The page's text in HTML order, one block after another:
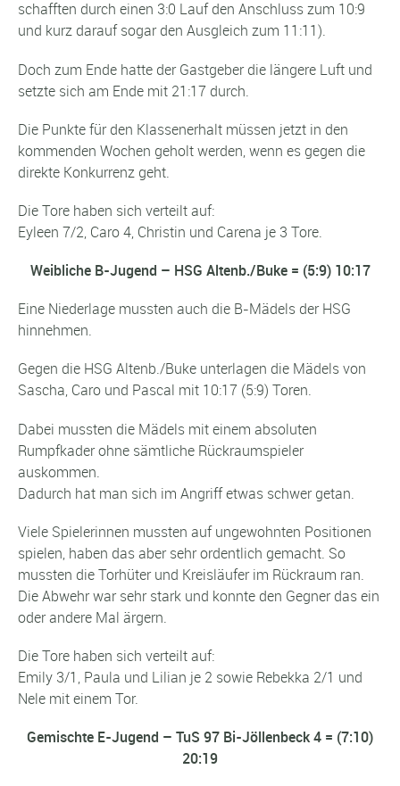
schafften durch einen 3:0 Lauf den Anschluss zum 10:9
und kurz darauf sogar den Ausgleich zum 11:11).
Doch zum Ende hatte der Gastgeber die längere Luft und
setzte sich am Ende mit 21:17 durch.
Die Punkte für den Klassenerhalt müssen jetzt in den
kommenden Wochen geholt werden, wenn es gegen die
direkte Konkurrenz geht.
Die Tore haben sich verteilt auf:
Eyleen 7/2, Caro 4, Christin und Carena je 3 Tore.
Weibliche B-Jugend – HSG Altenb./Buke = (5:9) 10:17
Eine Niederlage mussten auch die B-Mädels der HSG
hinnehmen.
Gegen die HSG Altenb./Buke unterlagen die Mädels von
Sascha, Caro und Pascal mit 10:17 (5:9) Toren.
Dabei mussten die Mädels mit einem absoluten
Rumpfkader ohne sämtliche Rückraumspieler
auskommen.
Dadurch hat man sich im Angriff etwas schwer getan.
Viele Spielerinnen mussten auf ungewohnten Positionen
spielen, haben das aber sehr ordentlich gemacht. So
mussten die Torhüter und Kreisläufer im Rückraum ran.
Die Abwehr war sehr stark und konnte den Gegner das ein
oder andere Mal ärgern.
Die Tore haben sich verteilt auf:
Emily 3/1, Paula und Lilian je 2 sowie Rebekka 2/1 und
Nele mit einem Tor.
Gemischte E-Jugend – TuS 97 Bi-Jöllenbeck 4 = (7:10)
20:19